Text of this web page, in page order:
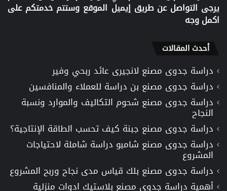
يرجى التواصل عن طريق إيميل الموقع وستتم خدمتكم على
اكمل وجه
أحدث المقالات
دراسة جدوى مصنع لانجيرى عائد ربحي وفير
دراسة جدوى مصنع بن دراسة للعملاء والمنافسين
دراسة جدوى مصنع شحوم التكاليف والموارد ونسبة
النجاح
دراسة جدوى مصنع جبنة كيف تحسب الطاقة الإنتاجية؟
دراسة جدوى مصنع شامبو دراسة شاملة لاحتياجات
المشروع
دراسة جدوى مصنع بلك قياس مدى نجاح وربح المشروع
أهمية دراسة جدوى مصنع بلاستيك ادوات منزلية